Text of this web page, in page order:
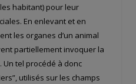
habitant) pour leur
En enlevant et en
les organes d’un animal
partiellement invoquer la
Un tel procédé à donc
utilisés sur les champs